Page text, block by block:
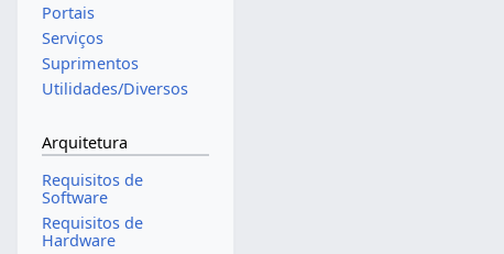
Portais
Serviços
Suprimentos
Utilidades/Diversos
Arquitetura
Requisitos de
Software
Requisitos de
Hardware